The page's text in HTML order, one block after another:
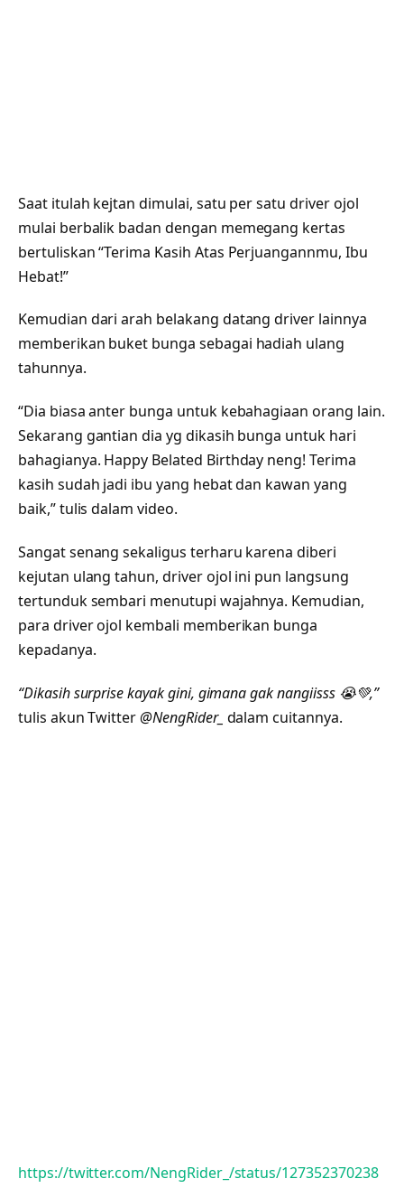
Saat itulah kejtan dimulai, satu per satu driver ojol
mulai berbalik badan dengan memegang kertas
bertuliskan “Terima Kasih Atas Perjuangannmu, Ibu
Hebat!”
Kemudian dari arah belakang datang driver lainnya
memberikan buket bunga sebagai hadiah ulang
tahunnya.
“Dia biasa anter bunga untuk kebahagiaan orang lain.
Sekarang gantian dia yg dikasih bunga untuk hari
bahagianya. Happy Belated Birthday neng! Terima
kasih sudah jadi ibu yang hebat dan kawan yang
baik,” tulis dalam video.
Sangat senang sekaligus terharu karena diberi
kejutan ulang tahun, driver ojol ini pun langsung
tertunduk sembari menutupi wajahnya. Kemudian,
para driver ojol kembali memberikan bunga
kepadanya.
“Dikasih surprise kayak gini, gimana gak nangiisss 😭💚,”
tulis akun Twitter@NengRider_ dalam cuitannya.
https://twitter.com/NengRider_/status/127352370238